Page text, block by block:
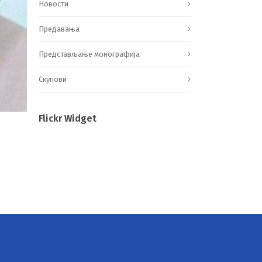
Новости
Предавања
Представљање монографија
Скупови
Flickr Widget